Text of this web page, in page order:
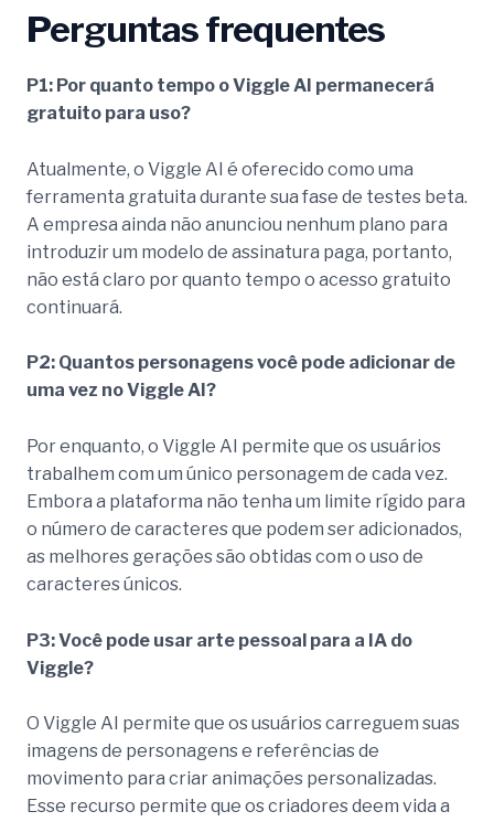
Perguntas frequentes
P1: Por quanto tempo o Viggle AI permanecerá
gratuito para uso?
Atualmente, o Viggle AI é oferecido como uma
ferramenta gratuita durante sua fase de testes beta.
A empresa ainda não anunciou nenhum plano para
introduzir um modelo de assinatura paga, portanto,
não está claro por quanto tempo o acesso gratuito
continuará.
P2: Quantos personagens você pode adicionar de
uma vez no Viggle AI?
Por enquanto, o Viggle AI permite que os usuários
trabalhem com um único personagem de cada vez.
Embora a plataforma não tenha um limite rígido para
o número de caracteres que podem ser adicionados,
as melhores gerações são obtidas com o uso de
caracteres únicos.
P3: Você pode usar arte pessoal para a IA do
Viggle?
O Viggle AI permite que os usuários carreguem suas
imagens de personagens e referências de
movimento para criar animações personalizadas.
Esse recurso permite que os criadores deem vida a